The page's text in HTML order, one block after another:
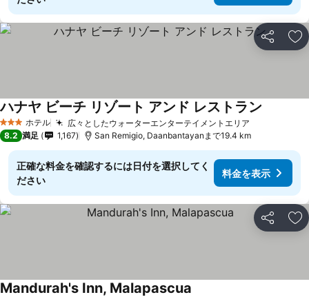
シェア お
3 ホテルのランク
ホテル 広々としたウォーターエンターテイメントエリア
ハナヤ ビーチ リゾート アンド レストラン
8.2 満足 1,167 San Remigio, Daanbantayanまで19.4 km
正確な料金を確認するには日付を選択してく
ださい
料金を表示
シェア お
Mandurah's Inn, Malapascua